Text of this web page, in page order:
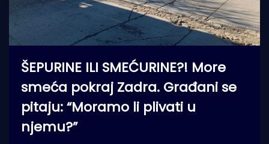
ŠEPURINE ILI SMEĆURINE?! More
smeća pokraj Zadra. Građani se
pitaju: “Moramo li plivati u
njemu?”